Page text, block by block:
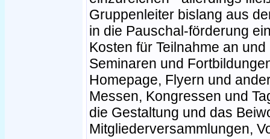
Gruppenleiter bislang aus
in die Pauschal-förderung
Kosten für Teilnahme an
Seminaren und
Homepage, Flyern und
Messen, Kongressen und
die Gestaltung und das
Mitgliederversammlungen,